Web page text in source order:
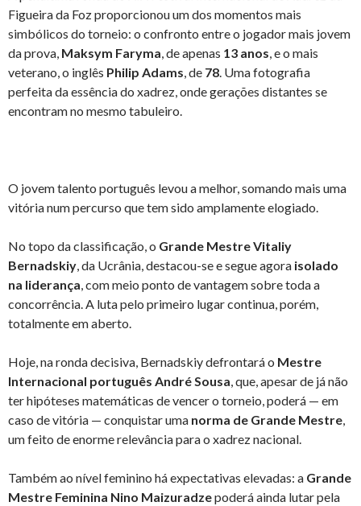
Figueira da Foz proporcionou um dos momentos mais
simbólicos do torneio: o confronto entre o jogador mais jovem
da prova, Maksym Faryma, de apenas 13 anos, e o mais
veterano, o inglês Philip Adams, de 78. Uma fotografia
perfeita da essência do xadrez, onde gerações distantes se
encontram no mesmo tabuleiro.
O jovem talento português levou a melhor, somando mais uma
vitória num percurso que tem sido amplamente elogiado.
No topo da classificação, o Grande Mestre Vitaliy
Bernadskiy, da Ucrânia, destacou-se e segue agora isolado
na liderança, com meio ponto de vantagem sobre toda a
concorrência. A luta pelo primeiro lugar continua, porém,
totalmente em aberto.
Hoje, na ronda decisiva, Bernadskiy defrontará o Mestre
Internacional português André Sousa, que, apesar de já não
ter hipóteses matemáticas de vencer o torneio, poderá — em
caso de vitória — conquistar uma norma de Grande Mestre,
um feito de enorme relevância para o xadrez nacional.
Também ao nível feminino há expectativas elevadas: a Grande
Mestre Feminina Nino Maizuradzepoderá ainda lutar pela